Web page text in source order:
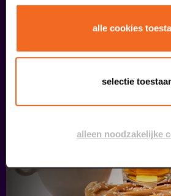
alle cookies
selectie
alleen noodzakelijke